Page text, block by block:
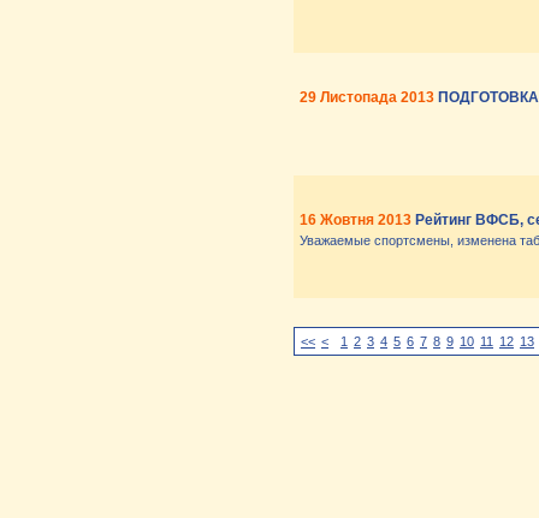
29 Листопада 2013
16 Жовтня 2013 Рейтинг ВФСБ,
Уважаемые спортсмены, изменена
<< < 1 2 3 4 5 6 7 8 9 10 11 12 13